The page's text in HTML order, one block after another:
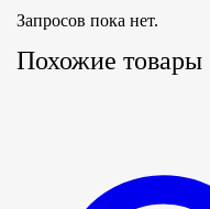
Запросов пока нет.
Похожие товары